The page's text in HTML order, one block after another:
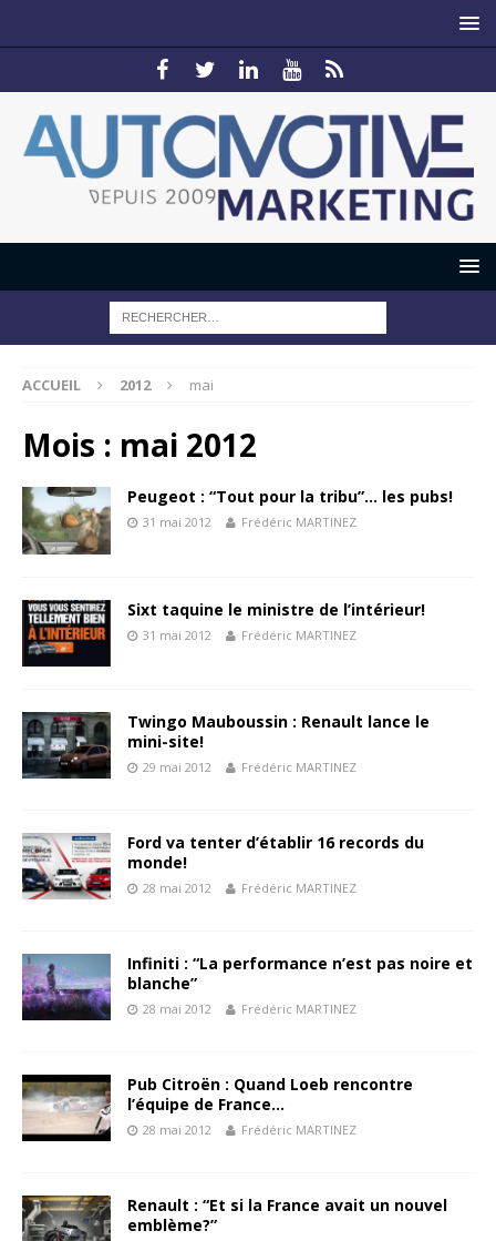
ACCUEIL 2012 mai
Mois : mai 2012
Peugeot : “Tout pour la tribu”… les pubs!
31 mai 2012 Frédéric MARTINEZ
Sixt taquine le ministre de l’intérieur!
31 mai 2012 Frédéric MARTINEZ
Twingo Mauboussin : Renault lance le
mini-site!
29 mai 2012 Frédéric MARTINEZ
Ford va tenter d’établir 16 records du
monde!
28 mai 2012 Frédéric MARTINEZ
Infiniti : “La performance n’est pas noire et
blanche”
28 mai 2012 Frédéric MARTINEZ
Pub Citroën : Quand Loeb rencontre
l’équipe de France…
28 mai 2012 Frédéric MARTINEZ
Renault : “Et si la France avait un nouvel
emblème?”